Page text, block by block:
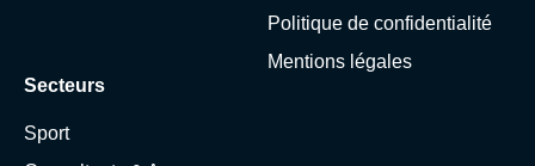
Politique de confidentialité
Mentions légales
Secteurs
Sport